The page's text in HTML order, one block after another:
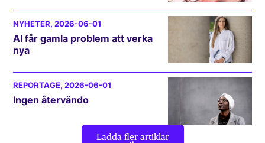
NYHETER, 2026-06-01
AI får gamla problem att verka
nya
REPORTAGE, 2026-06-01
Ingen återvändo
Ladda fler artiklar